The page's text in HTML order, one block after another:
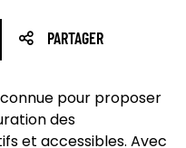
PARTAGER
pour proposer
des
et accessibles. Avec